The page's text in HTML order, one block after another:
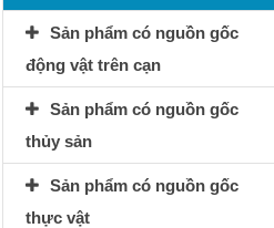
Sản phẩm có nguồn gốc
động vật trên cạn
Sản phẩm có nguồn gốc
thủy sản
Sản phẩm có nguồn gốc
thực vật